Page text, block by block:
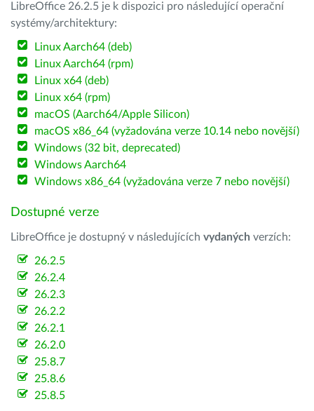
LibreOffice 26.2.5 je k dispozici pro následující operační
systémy/architektury:
Linux Aarch64 (deb)
Linux Aarch64 (rpm)
Linux x64 (deb)
Linux x64 (rpm)
macOS (Aarch64/Apple Silicon)
macOS x86_64 (vyžadována verze 10.14 nebo novější)
Windows (32 bit, deprecated)
Windows Aarch64
Windows x86_64 (vyžadována verze 7 nebo novější)
Dostupné verze
LibreOffice je dostupný v následujících vydaných verzích:
26.2.5
26.2.4
26.2.3
26.2.2
26.2.1
26.2.0
25.8.7
25.8.6
25.8.5